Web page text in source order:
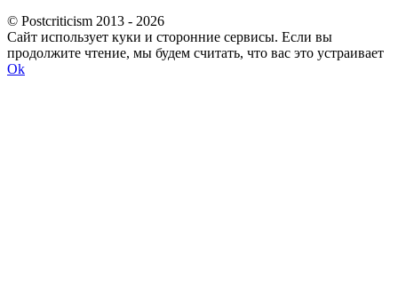
© Postcriticism 2013 - 2026
Сайт использует куки и сторонние сервисы. Если вы
продолжите чтение, мы будем считать, что вас это устраивает
Ok